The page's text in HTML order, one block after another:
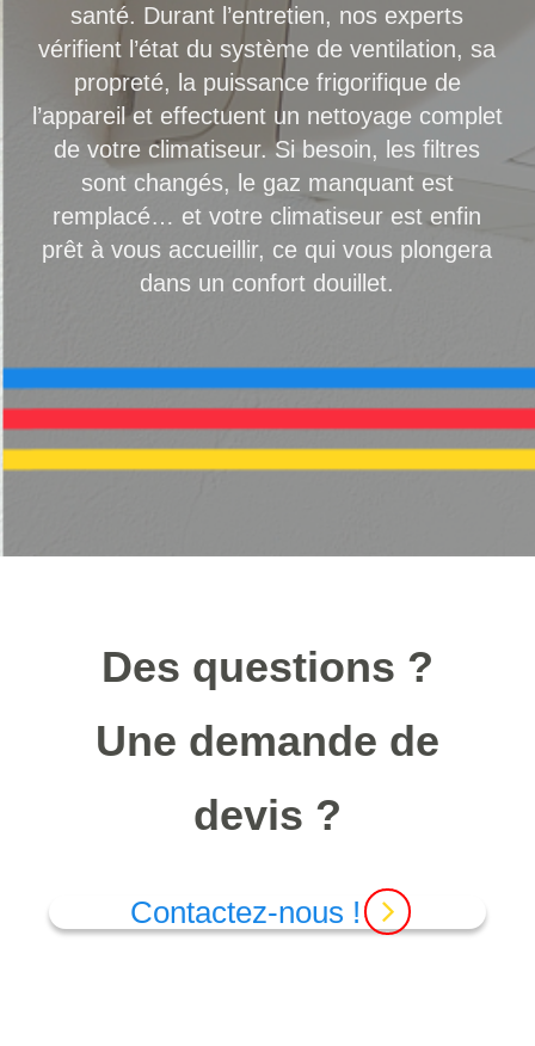
santé. Durant l’entretien, nos experts
vérifient l’état du système de ventilation, sa
propreté, la puissance frigorifique de
l’appareil et effectuent un nettoyage complet
de votre climatiseur. Si besoin, les filtres
sont changés, le gaz manquant est
remplacé… et votre climatiseur est enfin
prêt à vous accueillir, ce qui vous plongera
dans un confort douillet.
Des questions ?
Une demande de
devis ?
Contactez-nous !